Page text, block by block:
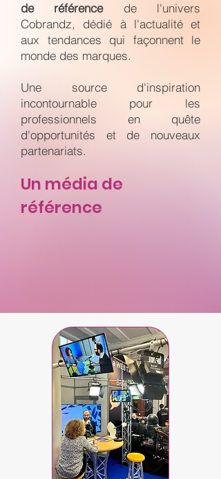
de référencede l'univers
Cobrandz, dédié à l'actualité et
aux tendances qui façonnent le
monde des marques.
Une source d'inspiration
incontournable pour les
professionnels en quête
d'opportunités et de nouveaux
partenariats.
Un média de
référence